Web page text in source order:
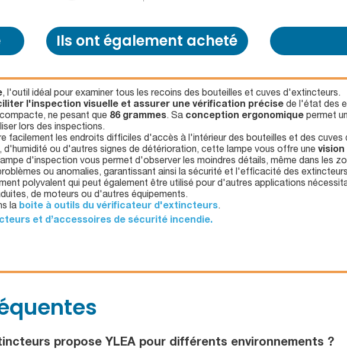
Ils ont également acheté
, l'outil idéal pour examiner tous les recoins des bouteilles et cuves d'extincteurs.
l'inspection visuelle et assurer une vérification précise de l'état des
ne pesant que 86 grammes. Sa conception ergonomique permet
lors des inspections.
facilement les endroits difficiles d'accès à l'intérieur des bouteilles et des cuves
d'humidité ou d'autres signes de détérioration, cette lampe vous offre une
d'inspection vous permet d'observer les moindres détails, même dans les
ou anomalies, garantissant ainsi la sécurité et l'efficacité des
polyvalent qui peut également être utilisé pour d'autres applications
de moteurs ou d'autres équipements.
la boite à outils du vérificateur d'extincteurs.
et d’accessoires de sécurité incendie.
propose YLEA pour différents environnements ?